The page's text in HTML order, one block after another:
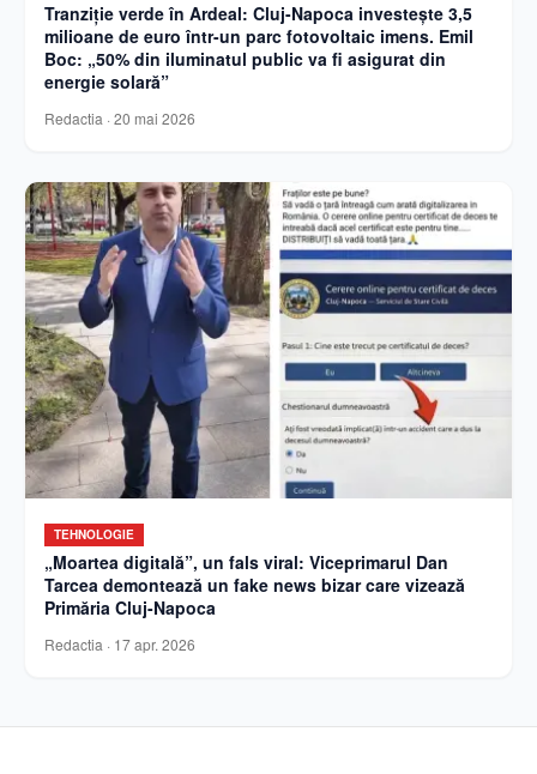
Tranziție verde în Ardeal: Cluj-Napoca investește 3,5
milioane de euro într-un parc fotovoltaic imens. Emil
Boc: „50% din iluminatul public va fi asigurat din
energie solară”
Redactia · 20 mai 2026
TEHNOLOGIE
„Moartea digitală”, un fals viral: Viceprimarul Dan
Tarcea demontează un fake news bizar care vizează
Primăria Cluj-Napoca
Redactia · 17 apr. 2026